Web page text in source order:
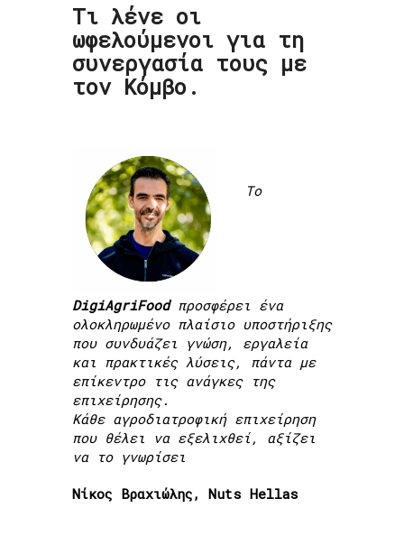
Τι λένε οι
ωφελούμενοι για τη
συνεργασία τους με
τον Κόμβο.
Το
DigiAgriFoodπροσφέρει ένα
ολοκληρωμένο πλαίσιο υποστήριξης
που συνδυάζει γνώση, εργαλεία
και πρακτικές λύσεις, πάντα με
επίκεντρο τις ανάγκες της
επιχείρησης.
Κάθε αγροδιατροφική επιχείρηση
που θέλει να εξελιχθεί, αξίζει
να το γνωρίσει
Νίκος Βραχιώλης, Nuts Hellas